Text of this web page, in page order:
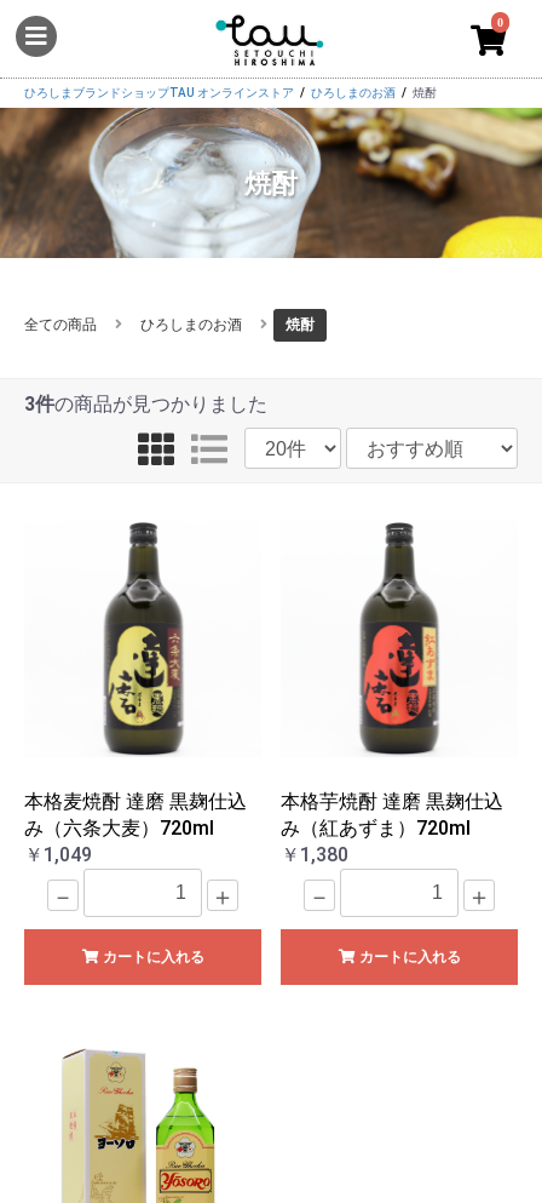
0
ひろしまブランドショップTAU オンラインストア ひろしまのお酒 焼酎
焼酎
全ての商品 ひろしまのお酒 焼酎
3件の商品が見つかりました
本格麦焼酎 達磨 黒麹仕込
み（六条大麦）720ml
￥1,049
－ ＋
カートに入れる
本格芋焼酎 達磨 黒麹仕込
み（紅あずま）720ml
￥1,380
－ ＋
カートに入れる